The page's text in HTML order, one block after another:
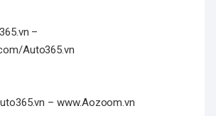
–
Auto365.vn
– www.Aozoom.vn